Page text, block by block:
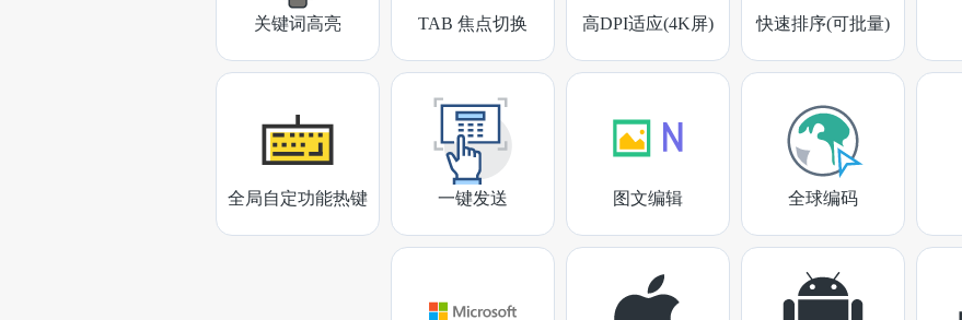
关键词高亮 TAB 焦点切换 高DPI适应(4K屏) 快速排序(可批量)
全局自定功能热键 一键发送 图文编辑 全球编码